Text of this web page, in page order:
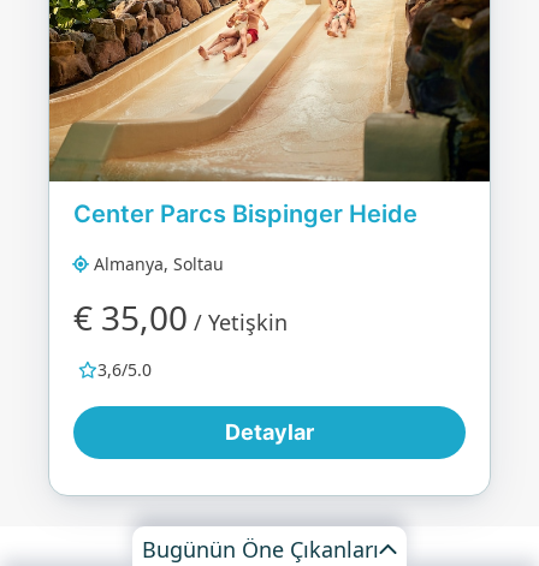
Center Parcs Bispinger Heide
Almanya, Soltau
€ 35,00 / Yetişkin
3,6/5.0
Detaylar
Bugünün Öne Çıkanları